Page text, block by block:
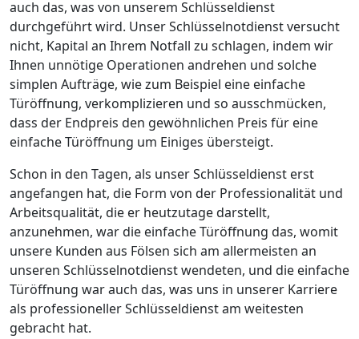
auch das, was von unserem Schlüsseldienst
durchgeführt wird. Unser Schlüsselnotdienst versucht
nicht, Kapital an Ihrem Notfall zu schlagen, indem wir
Ihnen unnötige Operationen andrehen und solche
simplen Aufträge, wie zum Beispiel eine einfache
Türöffnung, verkomplizieren und so ausschmücken,
dass der Endpreis den gewöhnlichen Preis für eine
einfache Türöffnung um Einiges übersteigt.
Schon in den Tagen, als unser Schlüsseldienst erst
angefangen hat, die Form von der Professionalität und
Arbeitsqualität, die er heutzutage darstellt,
anzunehmen, war die einfache Türöffnung das, womit
unsere Kunden aus Fölsen sich am allermeisten an
unseren Schlüsselnotdienst wendeten, und die einfache
Türöffnung war auch das, was uns in unserer Karriere
als professioneller Schlüsseldienst am weitesten
gebracht hat.